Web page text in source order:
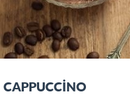
CAPPUCCİNO